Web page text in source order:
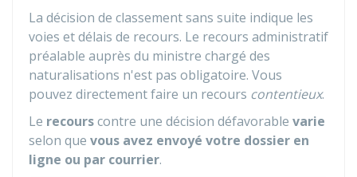
La décision de classement sans suite indique les
voies et délais de recours. Le recours administratif
préalable auprès du ministre chargé des
naturalisations n'est pas obligatoire. Vous
pouvez directement faire un recours contentieux.
Le recourscontre une décision défavorable varie
selon que vous avez envoyé votre dossier en
ligne ou par courrier.